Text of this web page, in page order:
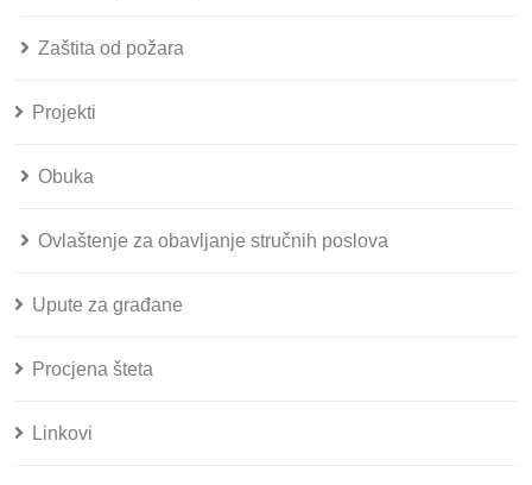
Zaštita od požara
Projekti
Obuka
Ovlaštenje za obavljanje stručnih poslova
Upute za građane
Procjena šteta
Linkovi